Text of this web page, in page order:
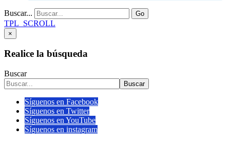
Buscar... Go
TPL_SCROLL
×
Realice la búsqueda
Buscar
Buscar
Síguenos en Facebook
Síguenos en Twitter
Síguenos en YouTube
Síguenos en instagram